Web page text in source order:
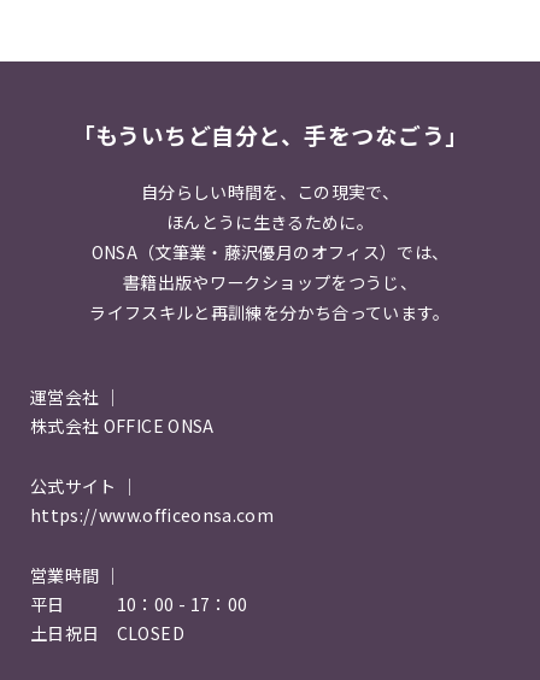
「もういちど自分と、手をつなごう」
自分らしい時間を、この現実で、
ほんとうに生きるために。
ONSA（文筆業・藤沢優月のオフィス）では、
書籍出版やワークショップをつうじ、
ライフスキルと再訓練を分かち合っています。
運営会社 ｜
株式会社 OFFICE ONSA
公式サイト ｜
https://www.officeonsa.com
営業時間 ｜
平日 10：00 - 17：00
土日祝日 CLOSED